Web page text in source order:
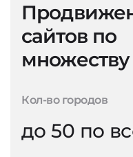
сайтов по
Кол-во городов
до 50 по